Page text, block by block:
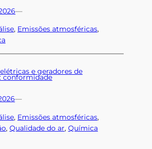
—
, Emissões atmosféricas
e geradores de
conformidade
—
, Emissões atmosféricas
, Qualidade do ar, Química